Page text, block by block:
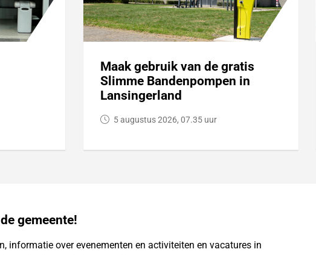
Maak gebruik van de gratis
Slimme Bandenpompen in
Lansingerland
5 augustus 2026, 07.35 uur
gemeente!
informatie over evenementen en activiteiten en vacatures in